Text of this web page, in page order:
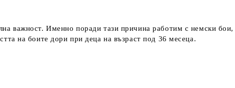
важност. Именно поради тази причина работим с немски
на боите дори при деца на възраст под 36 месеца.